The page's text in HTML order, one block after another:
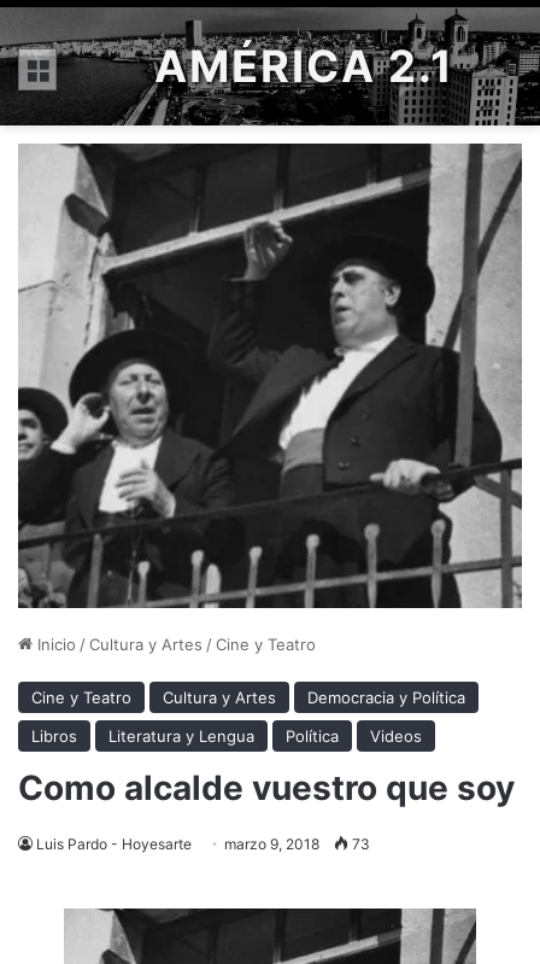
Menú AMÉRICA 2.1
Inicio /Cultura y Artes /Cine y Teatro
Cine y Teatro Cultura y Artes
Democracia y Política
Libros
Literatura y Lengua Política Videos
Como alcalde vuestro que soy
Luis Pardo - Hoyesarte marzo 9, 2018 73